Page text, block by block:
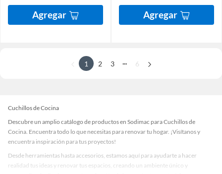
Agregar Agregar
1 2 3 6
Cuchillos de Cocina
Descubre un amplio catálogo de productos en Sodimac para Cuchillos de
Cocina. Encuentra todo lo que necesitas para renovar tu hogar. ¡Visítanos y
encuentra inspiración para tus proyectos!
Desde herramientas hasta accesorios, estamos aquí para ayudarte a hacer
realidad tus ideas y renovar tus espacios, creando un ambiente único y